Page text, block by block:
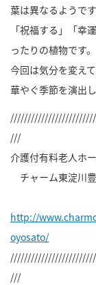
葉は異なるようで
「祝福する」「幸
ったりの植物です。
今回は気分を変え
華やぐ季節を演出
///
介護付有料老人ホ
チャーム東淀川
http://
oyosato/
///